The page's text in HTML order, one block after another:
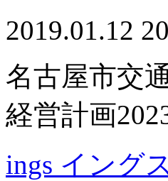
2019.01.12
名古屋市交
経営計画
ings イング